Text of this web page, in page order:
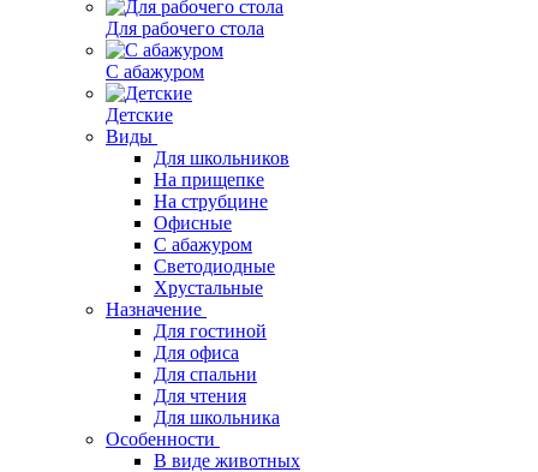
Для рабочего стола
С абажуром
Детские
Виды
Для школьников
На прищепке
На струбцине
Офисные
С абажуром
Светодиодные
Хрустальные
Назначение
Для гостиной
Для офиса
Для спальни
Для чтения
Для школьника
Особенности
В виде животных